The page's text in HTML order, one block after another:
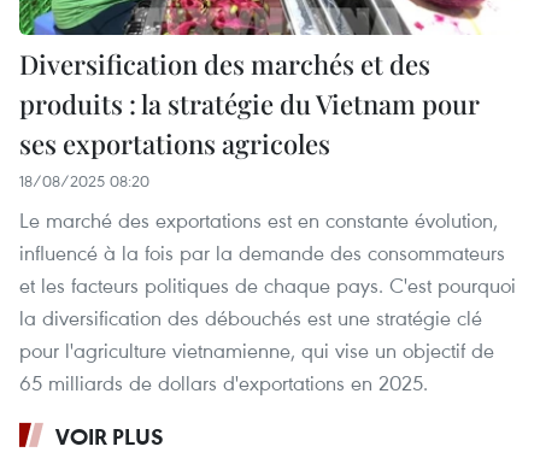
Diversification des marchés et des
produits : la stratégie du Vietnam pour
ses exportations agricoles
18/08/2025 08:20
Le marché des exportations est en constante évolution,
influencé à la fois par la demande des consommateurs
et les facteurs politiques de chaque pays. C'est pourquoi
la diversification des débouchés est une stratégie clé
pour l'agriculture vietnamienne, qui vise un objectif de
65 milliards de dollars d'exportations en 2025.
VOIR PLUS